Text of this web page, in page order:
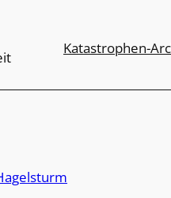
Katastrophen-